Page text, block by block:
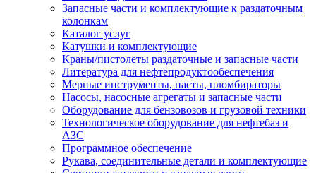
Запасные части и комплектующие к раздаточным
колонкам
Каталог услуг
Катушки и комплектующие
Краны/пистолеты раздаточные и запасные части
Литература для нефтепродуктообеспечения
Мерные инструменты, пасты, пломбираторы
Насосы, насосные агрегаты и запасные части
Оборудование для бензовозов и грузовой техники
Технологическое оборудование для нефтебаз и
АЗС
Программное обеспечение
Рукава, соединительные детали и комплектующие